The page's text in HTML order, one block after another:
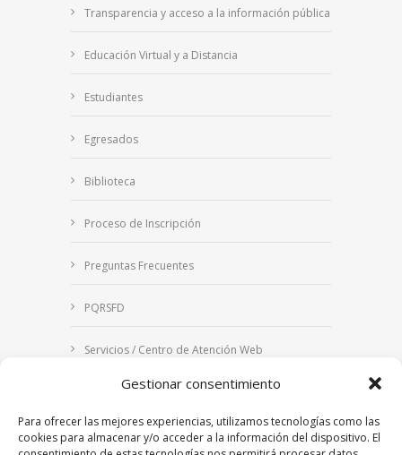
Gestionar consentimiento
Para ofrecer las mejores experiencias, utilizamos tecnologías como las
cookies para almacenar y/o acceder a la información del dispositivo. El
Transparencia y acceso a la información pública
Educación Virtual y a Distancia
Estudiantes
Egresados
Biblioteca
Proceso de Inscripción
Preguntas Frecuentes
PQRSFD
Servicios / Centro de Atención Web
Correo Institucional
Notificaciones judiciales